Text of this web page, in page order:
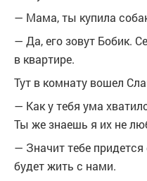
— Мама, ты купила
— Да, его зовут Бобик.
в квартире.
Тут в комнату вошел
— Как у тебя ума
Ты же знаешь я их не
— Значит тебе
будет жить с нами.